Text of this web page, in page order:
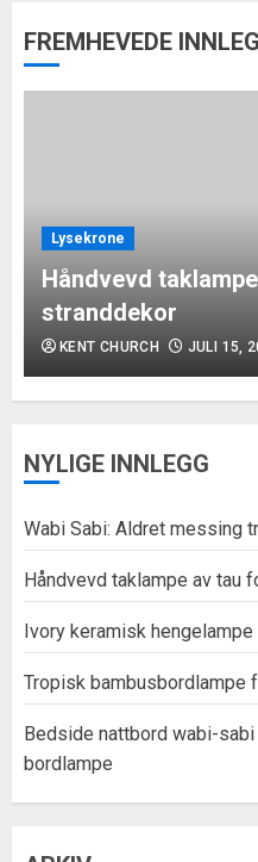
FREMHEVEDE
Lysekrone
Håndvevd
stranddekor
KENT CHURCH JULI 15,
NYLIGE INNLEGG
Wabi Sabi: Aldret messing
Håndvevd taklampe av tau
Ivory keramisk
Tropisk bambusbordlampe
Bedside nattbord wabi-
bordlampe